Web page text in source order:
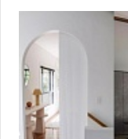
удобством хранения